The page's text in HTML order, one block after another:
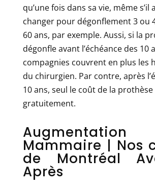
qu’une fois dans sa vie, même s’il
changer pour dégonflement 3 ou
60 ans, par exemple. Aussi, si la
dégonfle avant l’échéance des 10
compagnies couvrent en plus les
du chirurgien. Par contre, après
10 ans, seul le coût de la
gratuitement.
Augmentation
Mammaire | Nos
de Montréal
Après